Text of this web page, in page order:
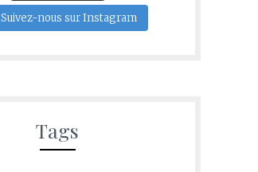
Suivez-nous sur Instagram
Tags